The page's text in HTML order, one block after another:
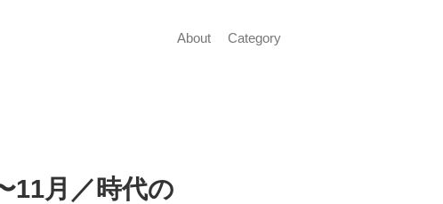
About Category
11月／時代の